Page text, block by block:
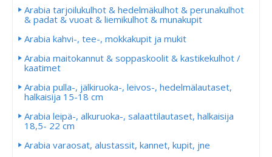
Arabia tarjoilukulhot & hedelmäkulhot & perunakulhot
& padat & vuoat & liemikulhot & munakupit
Arabia kahvi-, tee-, mokkakupit ja mukit
Arabia maitokannut & soppaskoolit & kastikekulhot /
kaatimet
Arabia pulla-, jälkiruoka-, leivos-, hedelmälautaset,
halkaisija 15-18 cm
Arabia leipä-, alkuruoka-, salaattilautaset, halkaisija
18,5- 22 cm
Arabia varaosat, alustassit, kannet, kupit, jne